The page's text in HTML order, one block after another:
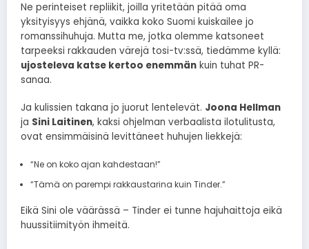
Ne perinteiset repliikit, joilla yritetään pitää oma
yksityisyys ehjänä, vaikka koko Suomi kuiskailee jo
romanssihuhuja. Mutta me, jotka olemme katsoneet
tarpeeksi rakkauden värejä tosi-tv:ssä, tiedämme kyllä:
ujosteleva katse kertoo enemmän kuin tuhat PR-
sanaa.
Ja kulissien takana jo juorut lentelevät. Joona Hellman
ja Sini Laitinen, kaksi ohjelman verbaalista ilotulitusta,
ovat ensimmäisinä levittäneet huhujen liekkejä:
“Ne on koko ajan kahdestaan!”
“Tämä on parempi rakkaustarina kuin Tinder.”
Eikä Sini ole väärässä – Tinder ei tunne hajuhaittoja eikä
huussitiimityön ihmeitä.